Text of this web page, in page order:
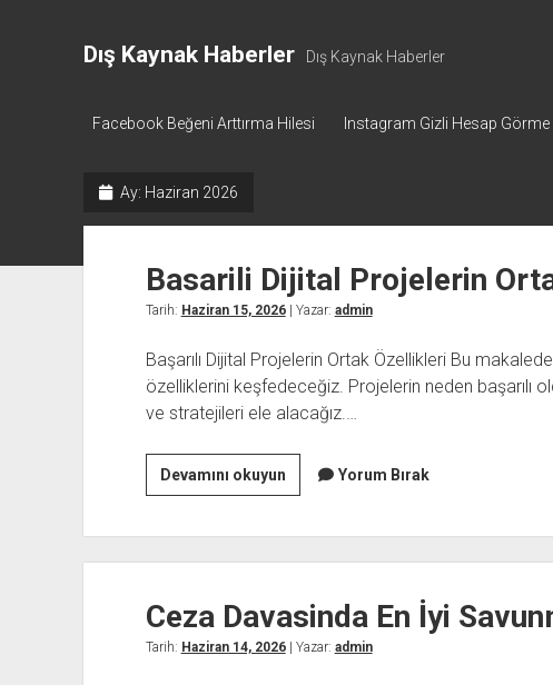
Dış Kaynak Haberler Dış Kaynak Haberler
Facebook Beğeni Arttırma Hilesi Instagram Gizli Hesap
Ay: Haziran 2026
Basarili Dijital Projelerin
Tarih: Haziran 15, 2026| Yazar: admin
Başarılı Dijital Projelerin Ortak Özellikleri Bu
özelliklerini keşfedeceğiz. Projelerin neden başarılı
ve stratejileri ele alacağız.…
Devamını okuyunBasarili
Dijital
Yorum Bırak
Ceza Davasinda En İyi
Tarih: Haziran 14, 2026| Yazar: admin